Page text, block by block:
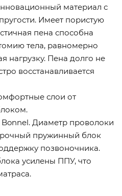
материал с
Имеет пористую
пена способна
тела, равномерно
нагрузку. Пена долго не
восстанавливается
слои от
Диаметр проволоки
пружинный блок
позвоночника.
усилены ППУ, что